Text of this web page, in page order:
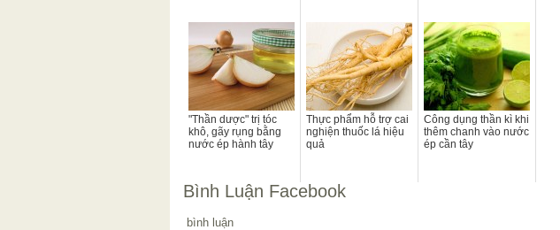
"Thần dược" trị tóc
khô, gãy rụng bằng
nước ép hành tây
Thực phẩm hỗ trợ cai
nghiện thuốc lá hiệu
quả
Công dụng thần kì khi
thêm chanh vào nước
ép cần tây
Bình Luận Facebook
bình luận